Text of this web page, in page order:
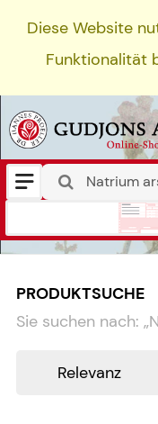
Diese Website
Funktionalität
PRODUKTSUCHE
Sie suchen nach: „